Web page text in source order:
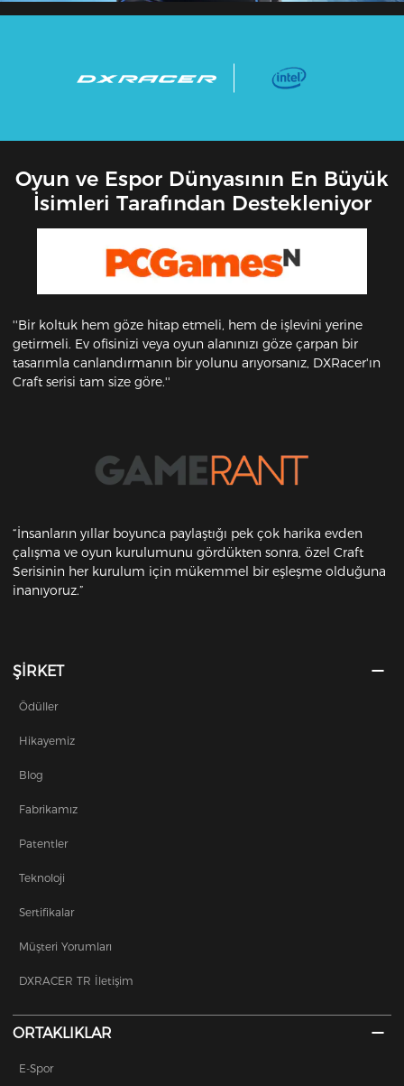
Oyun ve Espor Dünyasının En Büyük
İsimleri Tarafından Destekleniyor
''Bir koltuk hem göze hitap etmeli, hem de işlevini yerine
getirmeli. Ev ofisinizi veya oyun alanınızı göze çarpan bir
tasarımla canlandırmanın bir yolunu arıyorsanız, DXRacer'ın
Craft serisi tam size göre.''
“İnsanların yıllar boyunca paylaştığı pek çok harika evden
çalışma ve oyun kurulumunu gördükten sonra, özel Craft
Serisinin her kurulum için mükemmel bir eşleşme olduğuna
inanıyoruz.”
ŞİRKET
Ödüller
Hikayemiz
Blog
Fabrikamız
Patentler
Teknoloji
Sertifikalar
Müşteri Yorumları
DXRACER TR İletişim
ORTAKLIKLAR
E-Spor